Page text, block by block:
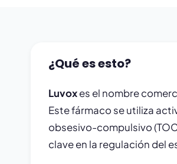
¿Qué es esto?
Luvoxes el nombre
Este fármaco se utiliza
obsesivo-compulsivo
clave en la regulación del